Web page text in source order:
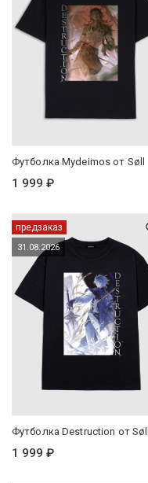
Футболка Mydeimos от Søll
1 999 ₽
предзаказ
31.08.2026
Футболка Destruction от Søll
1 999 ₽